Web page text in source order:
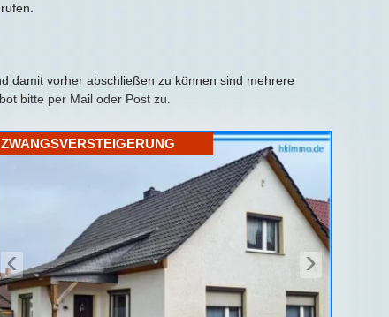
damit vorher abschließen zu können sind mehrere
bitte per Mail oder Post zu.
‹ ›
ZWANGSVERSTEIGERUNG